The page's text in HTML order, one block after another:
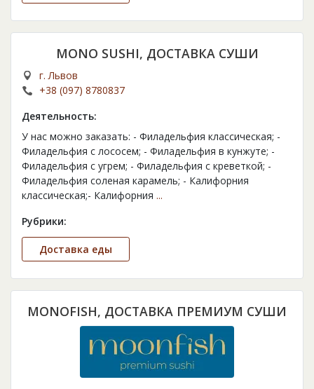
MONO SUSHI, ДОСТАВКА СУШИ
г. Львов
+38 (097) 8780837
Деятельность:
У нас можно заказать: - Филадельфия классическая; -
Филадельфия с лососем; - Филадельфия в кунжуте; -
Филадельфия с угрем; - Филадельфия с креветкой; -
Филадельфия соленая карамель; - Калифорния
классическая;- Калифорния ...
Рубрики:
Доставка еды
MONOFISH, ДОСТАВКА ПРЕМИУМ СУШИ